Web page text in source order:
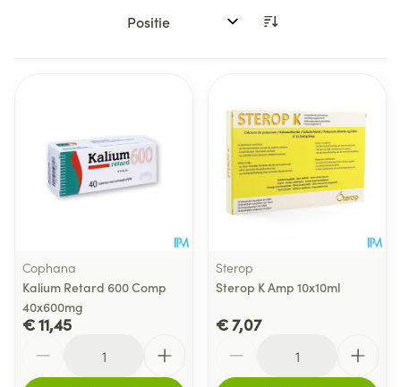
Sorteer op:
Cophana
Kalium Retard 600 Comp
40x600mg
€ 11,45
Sterop
Sterop K Amp 10x10ml
€ 7,07